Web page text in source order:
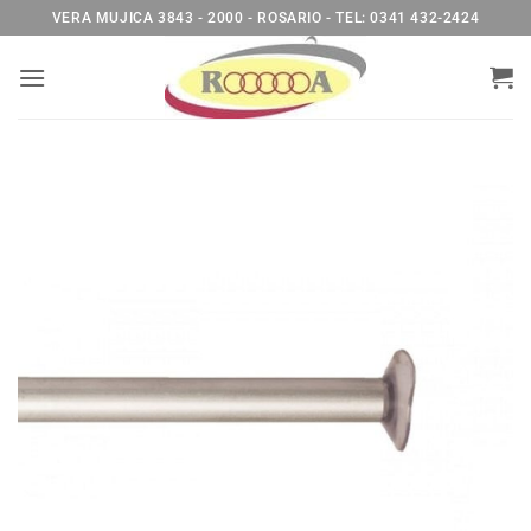
al
contenido
VERA MUJICA 3843 - 2000 - ROSARIO - TEL: 0341 432-2424